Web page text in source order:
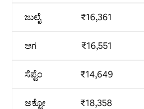
ಜುಲೈ
ಆಗ
ಸೆಪ್ಟೆಂ
ಅಕ್ಟೋ
₹16,361
₹16,551
₹14,649
₹18,358